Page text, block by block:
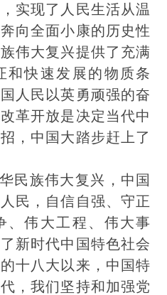
实现了人民生活从温
向全面小康的历史性
伟大复兴提供了充满
和快速发展的物质条
人民以英勇顽强的奋
革开放是决定当代中
，中国大踏步赶上了
民族伟大复兴，中国
民，自信自强、守正
、伟大工程、伟大事
新时代中国特色社会
十八大以来，中国特
，我们坚持和加强党